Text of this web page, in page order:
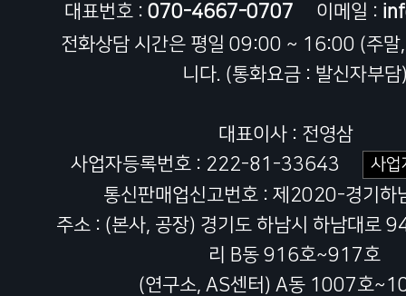
대표번호 : 070-4667-0707 이메일 :
전화상담 시간은 평일 09:00 ~ 16:00 (주말
니다. (통화요금 : 발신자부담
대표이사 : 전영삼
사업자등록번호 : 222-81-33643
사업
통신판매업신고번호 : 제2020-경기
주소 : (본사, 공장) 경기도 하남시 하남대로
리 B동 916호~917호
(연구소, AS센터) A동 1007호